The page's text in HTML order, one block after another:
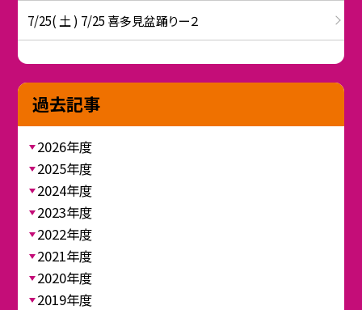
7/25( 土 ) 7/25 喜多見盆踊りー２
過去記事
2026年度
2025年度
2024年度
2023年度
2022年度
2021年度
2020年度
2019年度